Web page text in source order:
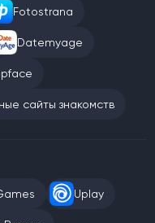
Fotostrana
Datemyage
сайты знакомств
Uplay